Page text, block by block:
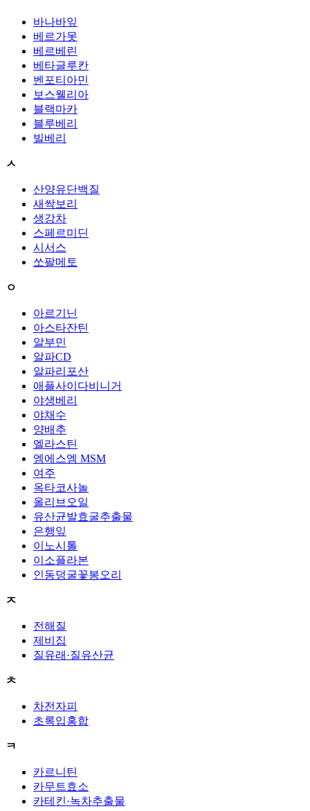
바나바잎
베르가못
베르베린
베타글루칸
벤포티아민
보스웰리아
블랙마카
블루베리
빌베리
ㅅ
산양유단백질
새싹보리
생강차
스페르미딘
시서스
쏘팔메토
ㅇ
아르기닌
아스타잔틴
알부민
알파CD
알파리포산
애플사이다비니거
야생베리
야채수
양배추
엘라스틴
엠에스엠 MSM
여주
옥타코사놀
올리브오일
유산균발효굴추출물
은행잎
이노시톨
이소플라본
인동덩굴꽃봉오리
ㅈ
전해질
제비집
질유래·질유산균
ㅊ
차전자피
초록입홍합
ㅋ
카르니틴
카무트효소
카테킨·녹차추출물